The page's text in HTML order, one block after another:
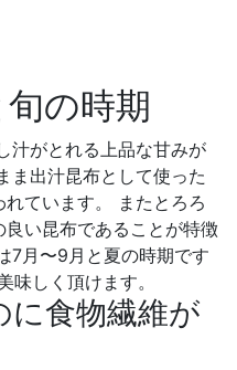
の時期
汁がとれる上品な甘みが
ま出汁昆布として使った
ています。 またとろろ
い昆布であることが特徴
7月〜9月と夏の時期です
味しく頂けます。
に食物繊維が